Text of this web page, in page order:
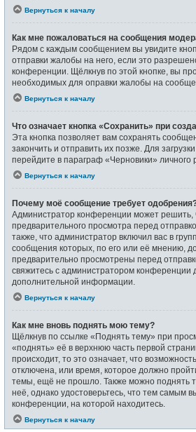
Вернуться к началу
Как мне пожаловаться на сообщения
Рядом с каждым сообщением вы увидите
отправки жалобы на него, если это
конференции. Щёлкнув по этой кнопке, вы
необходимых для оправки жалобы на
Вернуться к началу
Что означает кнопка «Сохранить» при
Эта кнопка позволяет вам сохранять
закончить и отправить их позже. Для
перейдите в параграф «Черновики» личного
Вернуться к началу
Почему моё сообщение требует
Администратор конференции может решить,
предварительного просмотра перед
также, что администратор включил вас в
сообщения которых, по его или её мнению,
предварительно просмотрены перед
свяжитесь с администратором конференции
дополнительной информации.
Вернуться к началу
Как мне вновь поднять мою тему?
Щёлкнув по ссылке «Поднять тему» при
«поднять» её в верхнюю часть первой
происходит, то это означает, что
отключена, или время, которое должно
темы, ещё не прошло. Также можно поднять
неё, однако удостоверьтесь, что тем самым
конференции, на которой находитесь.
Вернуться к началу